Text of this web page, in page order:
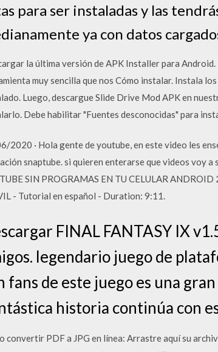
para ser instaladas y las
ya con datos
la última versión de APK Installer para
muy sencilla que nos Cómo instalar. Instala
Luego, descargue Slide Drive Mod APK en
Debe habilitar "Fuentes desconocidas" para
2020 · Hola gente de youtube, en este video les
snaptube. si quieren enterarse que videos voy
SIN PROGRAMAS EN TU CELULAR
- Tutorial en español - Duration: 9:11.
FINAL FANTASY IX
legendario juego de
fans de este juego es una
historia continúa con
convertir PDF a JPG en línea: Arrastre aquí su